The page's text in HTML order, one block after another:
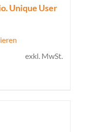
Unique User
exkl. MwSt.